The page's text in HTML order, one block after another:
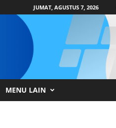
JUMAT, AGUSTUS 7, 2026
MENU LAIN